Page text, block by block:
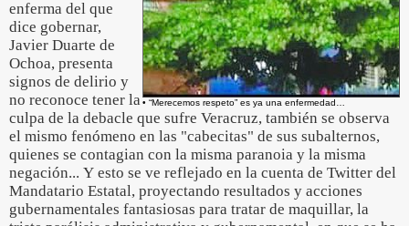
• “Merecemos respeto” es ya una enfermedad…
enferma del que
dice gobernar,
Javier Duarte de
Ochoa, presenta
signos de delirio y
no reconoce tener la
culpa de la debacle que sufre Veracruz, también se observa
el mismo fenómeno en las "cabecitas" de sus subalternos,
quienes se contagian con la misma paranoia y la misma
negación... Y esto se ve reflejado en la cuenta de Twitter del
Mandatario Estatal, proyectando resultados y acciones
gubernamentales fantasiosas para tratar de maquillar, la